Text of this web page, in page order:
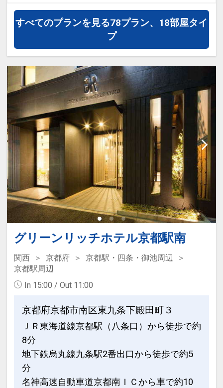
氏名・客室タイプ・食事条件・プラン同
一であることが割引適用の条件となりま
す。
「食事なしプラン」と「朝食付プラン」
をご用意しています。
●「食事なしプラン」と「朝食付プラ
ン」を掲載しています。
※ご覧のページがどちらかを【食事条
件】の項目でご確認のうえ、予約にお進
み下さい。
朝食内容について ※朝食付の場合
●和洋バイキング：「ル・プレジール」
●洋食セットまたは洋食バイキング：
「ロンド」
※朝食内容は状況により変更となる場合
があります。
設定期間：2026年4月1日～2026年9月
30日
インターネットコース番号：DP-1-
17413042
すべてのプランを見る78プラン、18部屋タイ
プ
グリーンリッチホテル京都駅南
関西 京都府
京都駅・四条・御池周辺
京都駅周辺
In 15:00 / Out 11:00
京都府京都市南区東九条下殿田町３
ＪＲ東海道線京都駅（八条口）から徒歩で約
8分
地下鉄烏丸線九条駅2番出口から徒歩で約5
分
名神高速自動車道京都南ＩＣから車で約10